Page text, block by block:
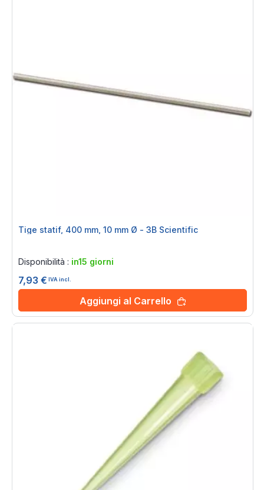
Tige statif, 400 mm, 10 mm Ø - 3B Scientific
Disponibilità : in15 giorni
7,93 € IVA incl.
Aggiungi al Carrello